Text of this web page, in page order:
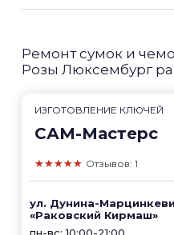
Ремонт сумок и
Розы Люксембург
ИЗГОТОВЛЕНИЕ КЛЮЧЕЙ
САМ-Мастерс
★★★★★ Отзывов: 1
ул. Дунина-
«Раковский Кирмаш»